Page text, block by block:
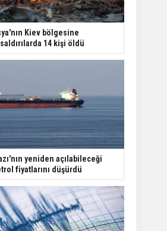
Kiev bölgesine
14 kişi öldü
yeniden açılabileceği
fiyatlarını düşürdü